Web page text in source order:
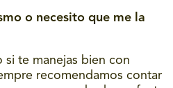
o necesito que me la
si te manejas bien con
recomendamos contar